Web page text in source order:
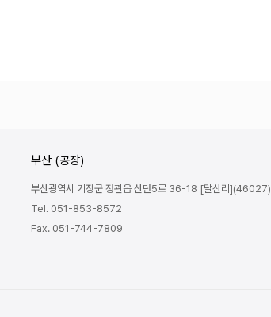
부산 (공장)
부산광역시 기장군 정관읍 산단5로 36-18 [달산리](46027)
Tel. 051-853-8572
Fax. 051-744-7809